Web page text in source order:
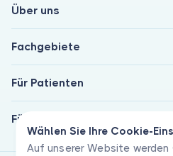
Wählen Sie Ihre Cookie-
Auf unserer Website
Über uns
Fachgebiete
Für Patienten
Für Ärzte